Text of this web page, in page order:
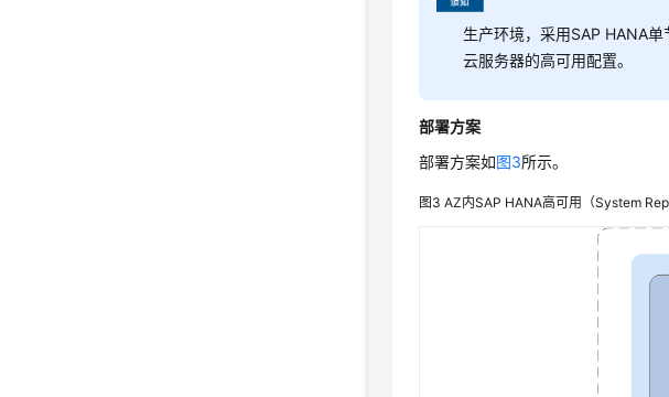
生产环境，采用SAP HANA
云服务器的高可用配置。
部署方案
部署方案如图3所示。
图3AZ内SAP HANA高可用（System